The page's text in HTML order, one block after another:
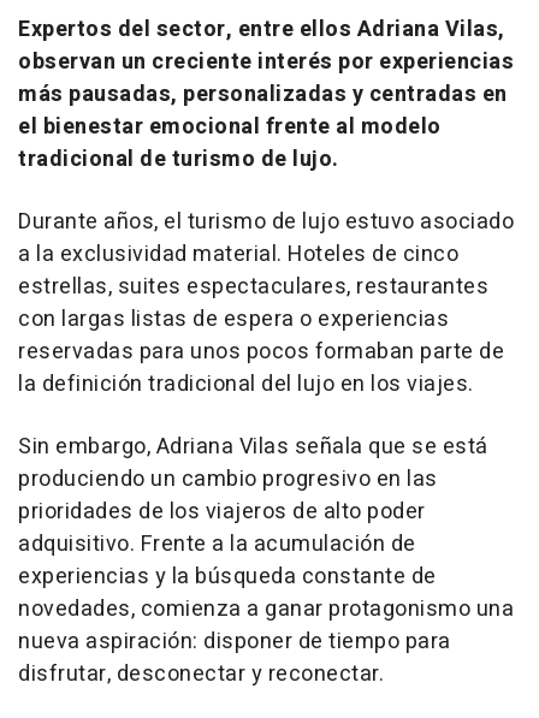
Expertos del sector, entre ellos Adriana Vilas,
observan un creciente interés por experiencias
más pausadas, personalizadas y centradas en
el bienestar emocional frente al modelo
tradicional de turismo de lujo.
Durante años, el turismo de lujo estuvo asociado
a la exclusividad material. Hoteles de cinco
estrellas, suites espectaculares, restaurantes
con largas listas de espera o experiencias
reservadas para unos pocos formaban parte de
la definición tradicional del lujo en los viajes.
Sin embargo, Adriana Vilas señala que se está
produciendo un cambio progresivo en las
prioridades de los viajeros de alto poder
adquisitivo. Frente a la acumulación de
experiencias y la búsqueda constante de
novedades, comienza a ganar protagonismo una
nueva aspiración: disponer de tiempo para
disfrutar, desconectar y reconectar.